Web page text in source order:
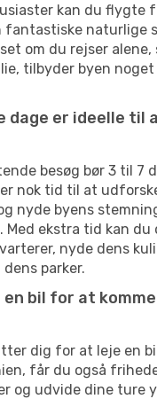
kan du flygte
fantastiske naturlige
om du rejser alene,
tilbyder byen
dage er ideelle til
besøg bør 3 til 7
nok tid til at
nyde byens
Med ekstra tid kan du
nyde dens
parker.
en bil for at
dig for at leje en
får du også
og udvide dine ture